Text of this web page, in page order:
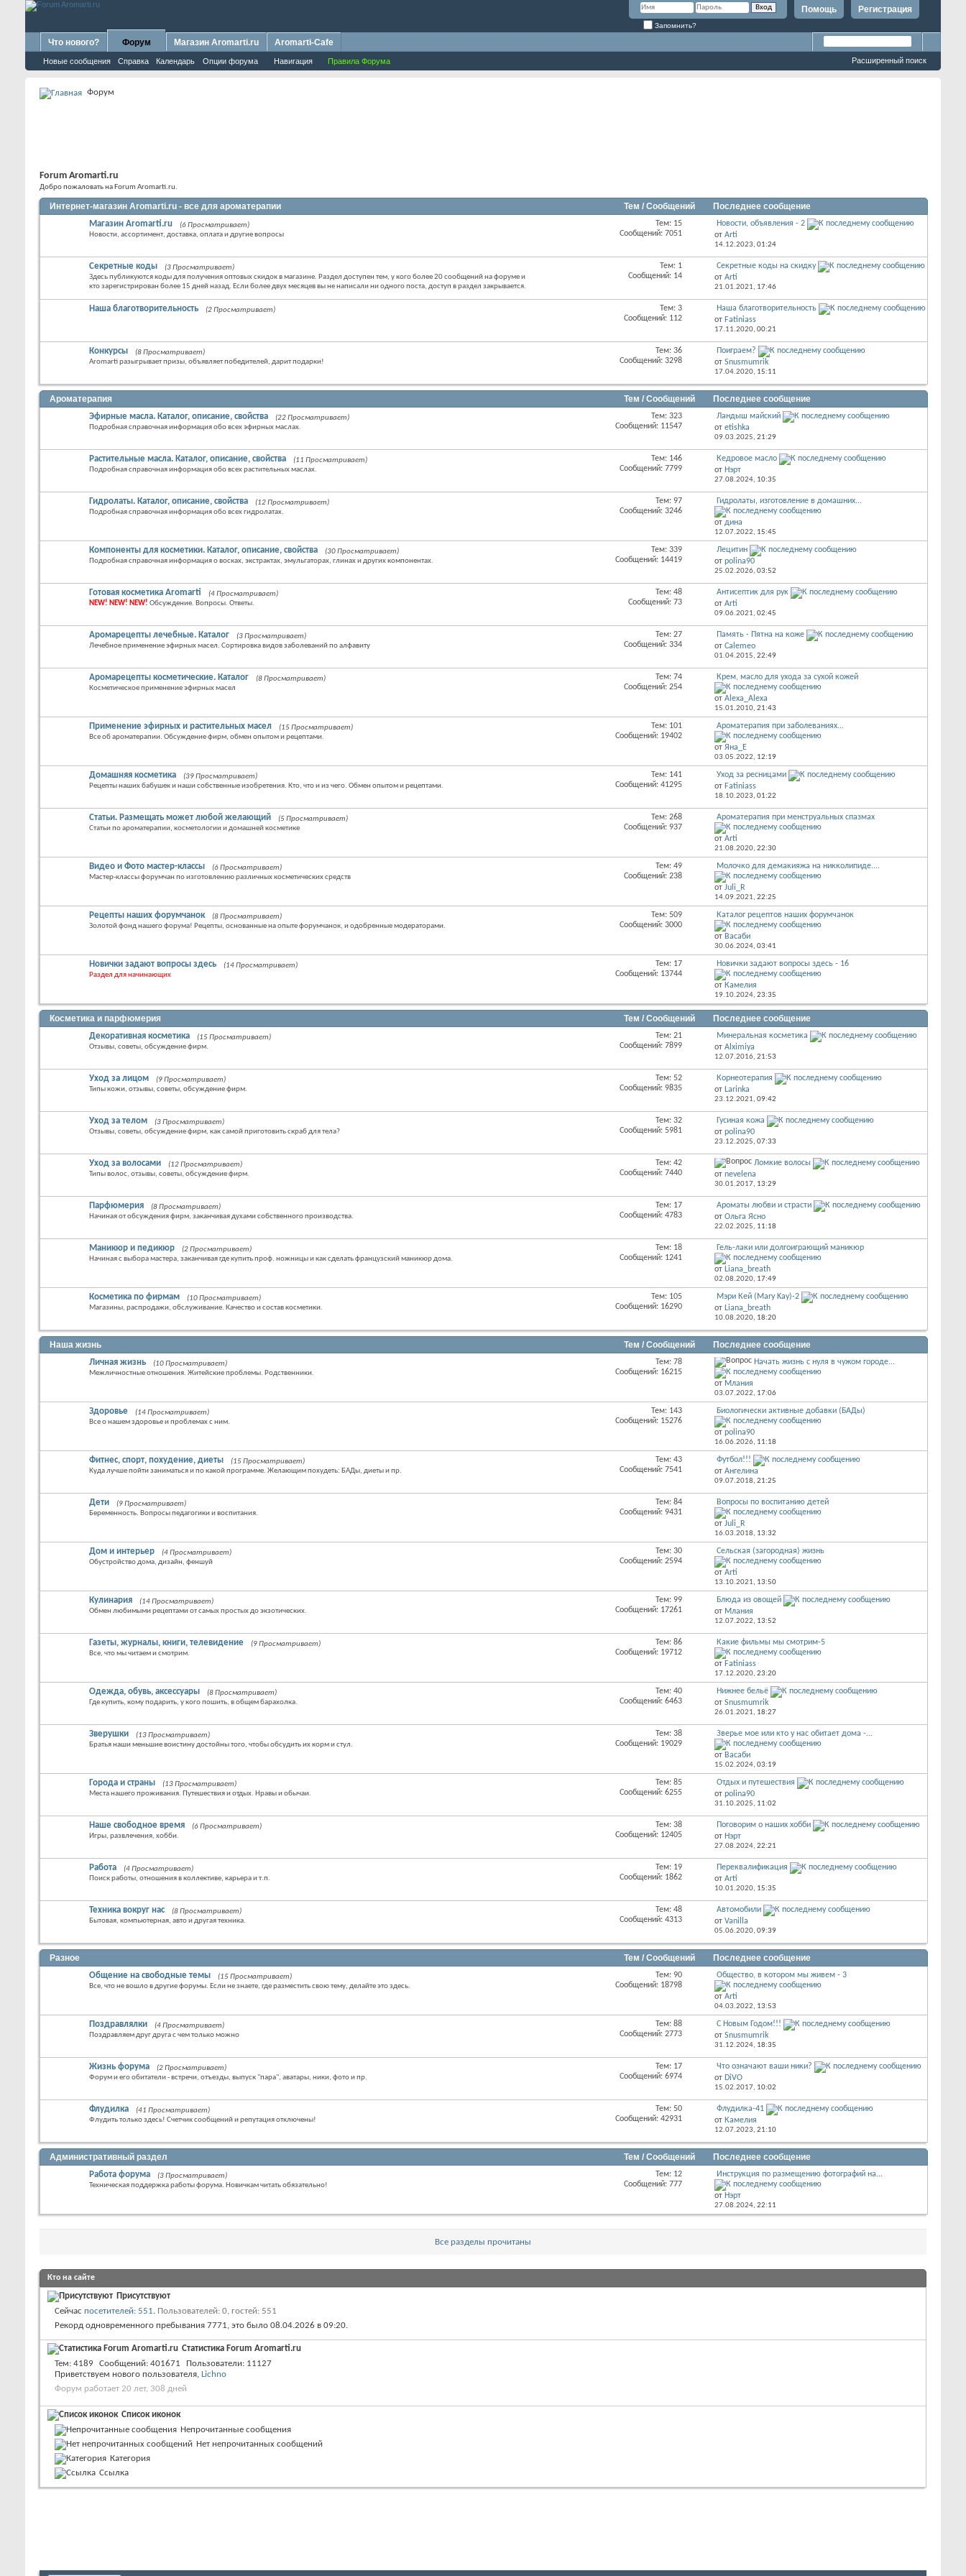
Регистрация
Помощь
Запомнить?
Что нового? Форум
Новые сообщения Справка Календарь Опции форума Навигация Правила Форума
Магазин Aromarti.ru Aromarti-Cafe
Расширенный поиск
Форум
Forum Aromarti.ru
Добро пожаловать на Forum Aromarti.ru.
Интернет-магазин Aromarti.ru - все для ароматерапии Тем / Сообщений Последнее сообщение
Магазин Aromarti.ru
(6 Просматривает)
Новости, ассортимент, доставка, оплата и другие вопросы
Тем: 15
Сообщений: 7051
Новости, объявления - 2
от Arti
14.12.2023, 01:24
Секретные коды
(3 Просматривает)
Здесь публикуются коды для получения оптовых скидок в магазине. Раздел доступен тем, у кого более 20 сообщений на форуме и
кто зарегистрирован более 15 дней назад. Если более двух месяцев вы не написали ни одного поста, доступ в раздел закрывается.
Тем: 1
Сообщений: 14
Секретные коды на скидку
от Arti
21.01.2021, 17:46
Наша благотворительность (2 Просматривает)
Тем: 3
Сообщений: 112
Наша благотворительность
от Fatiniass
17.11.2020, 00:21
Конкурсы
(8 Просматривает)
Aromarti разыгрывает призы, объявляет победителей, дарит подарки!
Тем: 36
Сообщений: 3298
Поиграем?
от Snusmumrik
17.04.2020, 15:11
Ароматерапия Тем / Сообщений Последнее сообщение
Эфирные масла. Каталог, описание, свойства
(22 Просматривает)
Подробная справочная информация обо всех эфирных маслах.
Тем: 323
Сообщений: 11547
Ландыш майский
от etishka
09.03.2025, 21:29
Растительные масла. Каталог, описание, свойства
(11 Просматривает)
Подробная справочная информация обо всех растительных маслах.
Тем: 146
Сообщений: 7799
Кедровое масло
от Нэрт
27.08.2024, 10:35
Гидролаты. Каталог, описание, свойства
(12 Просматривает)
Подробная справочная информация обо всех гидролатах.
Тем: 97
Сообщений: 3246
Гидролаты, изготовление в домашних...
от дина
12.07.2022, 15:45
Компоненты для косметики. Каталог, описание, свойства
(30 Просматривает)
Подробная справочная информация о восках, экстрактах, эмульгаторах, глинах и других компонентах.
Тем: 339
Сообщений: 14419
Лецитин
от polina90
25.02.2026, 03:52
Готовая косметика Aromarti
(4 Просматривает)
NEW! NEW! NEW! Обсуждение. Вопросы. Ответы.
Тем: 48
Сообщений: 73
Антисептик для рук
от Arti
09.06.2021, 02:45
Аромарецепты лечебные. Каталог
(3 Просматривает)
Лечебное применение эфирных масел. Сортировка видов заболеваний по алфавиту
Тем: 27
Сообщений: 334
Память - Пятна на коже
от Calemeo
01.04.2015, 22:49
Аромарецепты косметические. Каталог
(8 Просматривает)
Косметическое применение эфирных масел
Тем: 74
Сообщений: 254
Крем, масло для ухода за сухой кожей
от Alexa_Alexa
15.01.2010, 21:43
Применение эфирных и растительных масел
(15 Просматривает)
Все об ароматерапии. Обсуждение фирм, обмен опытом и рецептами.
Тем: 101
Сообщений: 19402
Ароматерапия при заболеваниях...
от Яна_Е
03.05.2022, 12:19
Домашняя косметика
(39 Просматривает)
Рецепты наших бабушек и наши собственные изобретения. Кто, что и из чего. Обмен опытом и рецептами.
Тем: 141
Сообщений: 41295
Уход за ресницами
от Fatiniass
18.10.2023, 01:22
Статьи. Размещать может любой желающий
(5 Просматривает)
Статьи по ароматерапии, косметологии и домашней косметике
Тем: 268
Сообщений: 937
Ароматерапия при менструальных спазмах
от Arti
21.08.2020, 22:30
Видео и Фото мастер-классы
(6 Просматривает)
Мастер-классы форумчан по изготовлению различных косметических средств
Тем: 49
Сообщений: 238
Молочко для демакияжа на никколипиде....
от Juli_R
14.09.2021, 22:25
Рецепты наших форумчанок
(8 Просматривает)
Золотой фонд нашего форума! Рецепты, основанные на опыте форумчанок, и одобренные модераторами.
Тем: 509
Сообщений: 3000
Каталог рецептов наших форумчанок
от Васаби
30.06.2024, 03:41
Новички задают вопросы здесь
(14 Просматривает)
Раздел для начинающих
Тем: 17
Сообщений: 13744
Новички задают вопросы здесь - 16
от Камелия
19.10.2024, 23:35
Косметика и парфюмерия Тем / Сообщений Последнее сообщение
Декоративная косметика
(15 Просматривает)
Отзывы, советы, обсуждение фирм.
Тем: 21
Сообщений: 7899
Минеральная косметика
от Alximiya
12.07.2016, 21:53
Уход за лицом
(9 Просматривает)
Типы кожи, отзывы, советы, обсуждение фирм.
Тем: 52
Сообщений: 9835
Корнеотерапия
от Larinka
23.12.2021, 09:42
Уход за телом
(3 Просматривает)
Отзывы, советы, обсуждение фирм, как самой приготовить скраб для тела?
Тем: 32
Сообщений: 5981
Гусиная кожа
от polina90
23.12.2025, 07:33
Уход за волосами
(12 Просматривает)
Типы волос, отзывы, советы, обсуждение фирм.
Тем: 42
Сообщений: 7440
Ломкие волосы
от nevelena
30.01.2017, 13:29
Парфюмерия
(8 Просматривает)
Начиная от обсуждения фирм, заканчивая духами собственного производства.
Тем: 17
Сообщений: 4783
Ароматы любви и страсти
от Ольга Ясно
22.02.2025, 11:18
Маникюр и педикюр
(2 Просматривает)
Начиная с выбора мастера, заканчивая где купить проф. ножницы и как сделать французский маникюр дома.
Тем: 18
Сообщений: 1241
Гель-лаки или долгоиграющий маникюр
от Liana_breath
02.08.2020, 17:49
Косметика по фирмам
(10 Просматривает)
Магазины, распродажи, обслуживание. Качество и состав косметики.
Тем: 105
Сообщений: 16290
Мэри Кей (Mary Kay)-2
от Liana_breath
10.08.2020, 18:20
Наша жизнь Тем / Сообщений Последнее сообщение
Личная жизнь
(10 Просматривает)
Межличностные отношения. Житейские проблемы. Родственники.
Тем: 78
Сообщений: 16215
Начать жизнь с нуля в чужом городе...
от Млания
03.07.2022, 17:06
Здоровье
(14 Просматривает)
Все о нашем здоровье и проблемах с ним.
Тем: 143
Сообщений: 15276
Биологически активные добавки (БАДы)
от polina90
16.06.2026, 11:18
Фитнес, спорт, похудение, диеты
(15 Просматривает)
Куда лучше пойти заниматься и по какой программе. Желающим похудеть: БАДы, диеты и пр.
Тем: 43
Сообщений: 7541
Футбол!!!
от Ангелина
09.07.2018, 21:25
Дети
(9 Просматривает)
Беременность. Вопросы педагогики и воспитания.
Тем: 84
Сообщений: 9431
Вопросы по воспитанию детей
от Juli_R
16.03.2018, 13:32
Дом и интерьер
(4 Просматривает)
Обустройство дома, дизайн, феншуй
Тем: 30
Сообщений: 2594
Сельская (загородная) жизнь
от Arti
13.10.2021, 13:50
Кулинария
(14 Просматривает)
Обмен любимыми рецептами от самых простых до экзотических.
Тем: 99
Сообщений: 17261
Блюда из овощей
от Млания
12.07.2022, 13:52
Газеты, журналы, книги, телевидение
(9 Просматривает)
Все, что мы читаем и смотрим.
Тем: 86
Сообщений: 19712
Какие фильмы мы смотрим-5
от Fatiniass
17.12.2020, 23:20
Одежда, обувь, аксессуары
(8 Просматривает)
Где купить, кому подарить, у кого пошить, в общем барахолка.
Тем: 40
Сообщений: 6463
Нижнее бельё
от Snusmumrik
26.01.2021, 18:27
Зверушки
(13 Просматривает)
Братья наши меньшие воистину достойны того, чтобы обсудить их корм и стул.
Тем: 38
Сообщений: 19029
Зверье мое или кто у нас обитает дома -...
от Васаби
15.02.2024, 03:19
Города и страны
(13 Просматривает)
Места нашего проживания. Путешествия и отдых. Нравы и обычаи.
Тем: 85
Сообщений: 6255
Отдых и путешествия
от polina90
31.10.2025, 11:02
Наше свободное время
(6 Просматривает)
Игры, развлечения, хобби.
Тем: 38
Сообщений: 12405
Поговорим о наших хобби
от Нэрт
27.08.2024, 22:21
Работа
(4 Просматривает)
Поиск работы, отношения в коллективе, карьера и т.п.
Тем: 19
Сообщений: 1862
Переквалификация
от Arti
10.01.2020, 15:35
Техника вокруг нас
(8 Просматривает)
Бытовая, компьютерная, авто и другая техника.
Тем: 48
Сообщений: 4313
Автомобили
от Vanilla
05.06.2020, 09:39
Разное Тем / Сообщений Последнее сообщение
Общение на свободные темы
(15 Просматривает)
Все, что не вошло в другие форумы. Если не знаете, где разместить свою тему, делайте это здесь.
Тем: 90
Сообщений: 18798
Общество, в котором мы живем - 3
от Arti
04.03.2022, 13:53
Поздравлялки
(4 Просматривает)
Поздравляем друг друга с чем только можно
Тем: 88
Сообщений: 2773
С Новым Годом!!!
от Snusmumrik
31.12.2024, 18:35
Жизнь форума
(2 Просматривает)
Форум и его обитатели - встречи, отъезды, выпуск "пара", аватары, ники, фото и пр.
Тем: 17
Сообщений: 6974
Что означают ваши ники?
от DiVO
15.02.2017, 10:02
Флудилка
(41 Просматривает)
Флудить только здесь! Счетчик сообщений и репутация отключены!
Тем: 50
Сообщений: 42931
Флудилка-41
от Камелия
12.07.2023, 21:10
Административный раздел Тем / Сообщений Последнее сообщение
Работа форума
(3 Просматривает)
Техническая поддержка работы форума. Новичкам читать обязательно!
Тем: 12
Сообщений: 777
Инструкция по размещению фотографий на...
от Нэрт
27.08.2024, 22:11
Все разделы прочитаны
Кто на сайте
Присутствуют
Сейчас посетителей: 551. Пользователей: 0, гостей: 551
Рекорд одновременного пребывания 7771, это было 08.04.2026 в 09:20.
Статистика Forum Aromarti.ru
Тем 4189 Сообщений 401671 Пользователи 11127
Приветствуем нового пользователя, Lichno
Форум работает 20 лет, 308 дней
Список иконок
Непрочитанные сообщения
Нет непрочитанных сообщений
Категория
Ссылка